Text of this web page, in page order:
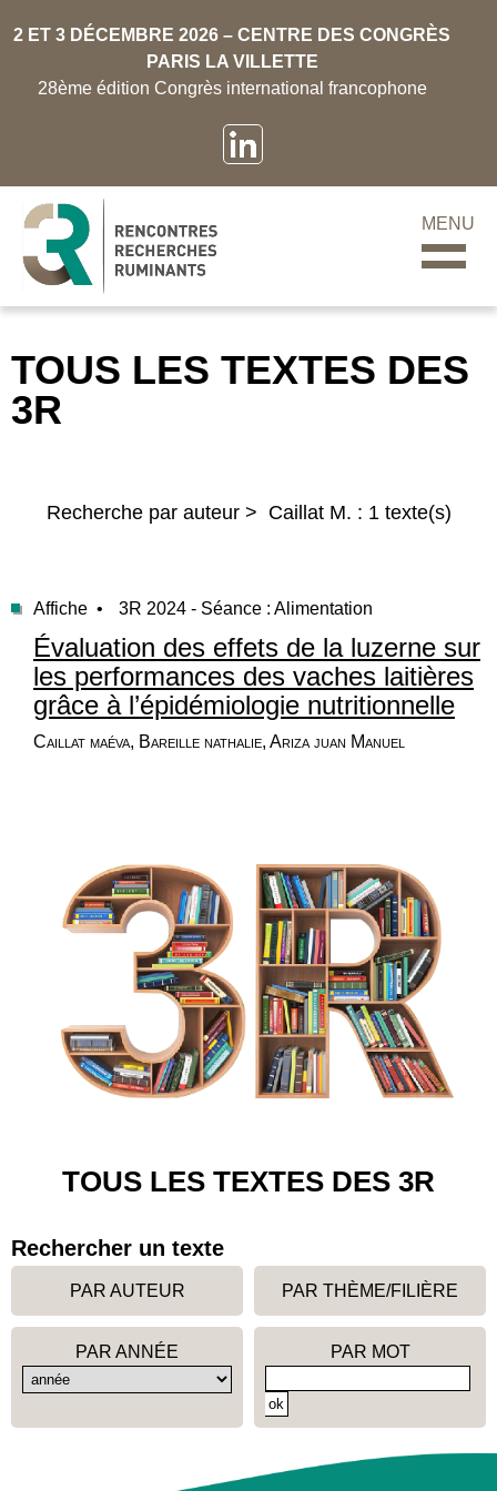
2 ET 3 DÉCEMBRE 2026 – CENTRE DES CONGRÈS
PARIS LA VILLETTE
28ème édition Congrès international francophone
MENU
TOUS LES TEXTES DES
3R
Recherche par auteur > Caillat M. : 1 texte(s)
Affiche • 3R 2024 - Séance : Alimentation
Évaluation des effets de la luzerne sur
les performances des vaches laitières
grâce à l’épidémiologie nutritionnelle
Caillat maéva, Bareille nathalie, Ariza juan Manuel
TOUS LES TEXTES DES 3R
Rechercher un texte
PAR AUTEUR PAR THÈME/FILIÈRE
PAR ANNÉE PAR MOT